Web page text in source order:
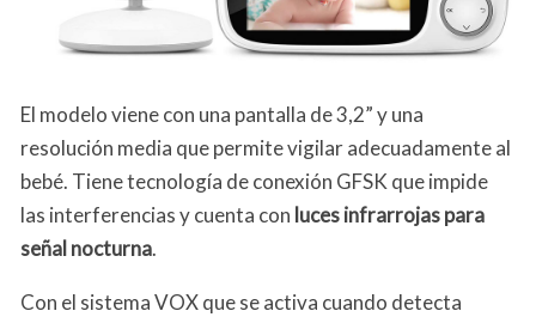
El modelo viene con una pantalla de 3,2” y una
resolución media que permite vigilar adecuadamente al
bebé. Tiene tecnología de conexión GFSK que impide
las interferencias y cuenta con luces infrarrojas para
señal nocturna.
Con el sistema VOX que se activa cuando detecta